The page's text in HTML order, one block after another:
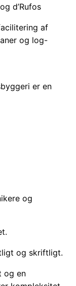
d’Rufos
af
og log-
er en
og
og skriftligt.
og en